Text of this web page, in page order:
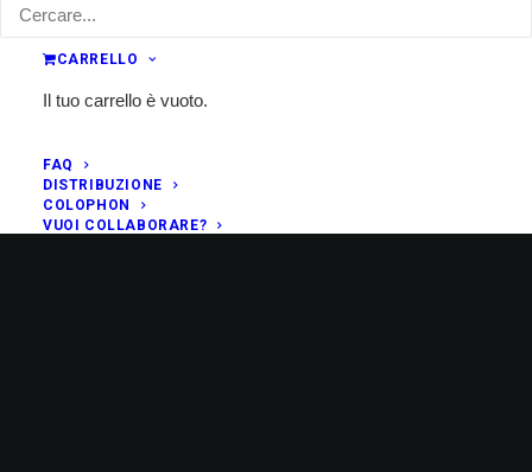
CARRELLO
Il tuo carrello è vuoto.
FAQ
DISTRIBUZIONE
COLOPHON
VUOI COLLABORARE?